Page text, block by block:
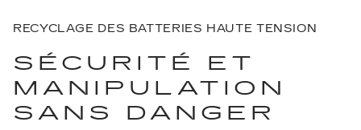
RECYCLAGE DES BATTERIES HAUTE TENSION
SÉCURITÉ ET
MANIPULATION
SANS DANGER